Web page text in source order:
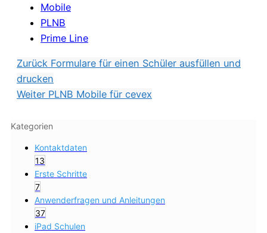
Mobile
PLNB
Prime Line
Zurück Formulare für einen Schüler ausfüllen und
drucken
Weiter PLNB Mobile für cevex
Kategorien
Kontaktdaten
13
Erste Schritte
7
Anwenderfragen und Anleitungen
37
iPad Schulen